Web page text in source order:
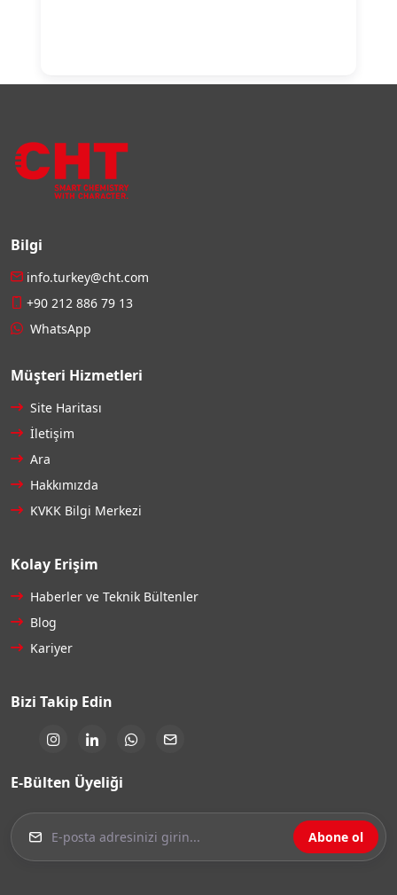
Bilgi
info.turkey@cht.com
+90 212 886 79 13
WhatsApp
Müşteri Hizmetleri
Site Haritası
İletişim
Ara
Hakkımızda
KVKK Bilgi Merkezi
Kolay Erişim
Haberler ve Teknik Bültenler
Blog
Kariyer
Bizi Takip Edin
E-Bülten Üyeliği
Abone ol